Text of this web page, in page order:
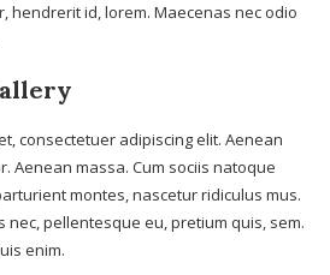
hendrerit id, lorem. Maecenas nec odio
consectetuer adipiscing elit. Aenean
Aenean massa. Cum sociis natoque
montes, nascetur ridiculus mus.
nec, pellentesque eu, pretium quis, sem.
enim.